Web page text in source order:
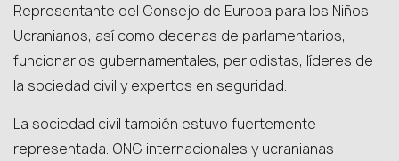
Representante del Consejo de Europa para los Niños
Ucranianos, así como decenas de parlamentarios,
funcionarios gubernamentales, periodistas, líderes de
la sociedad civil y expertos en seguridad.
La sociedad civil también estuvo fuertemente
representada. ONG internacionales y ucranianas